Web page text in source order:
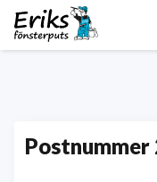
Postnummer